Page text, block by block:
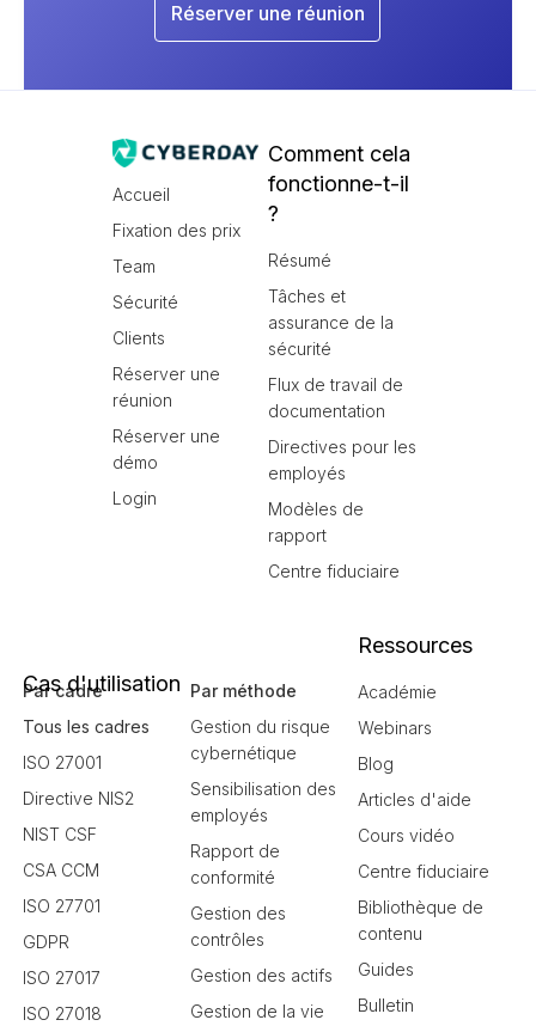
Réserver une réunion
Accueil
Fixation des prix
Team
Sécurité
Clients
Réserver une
réunion
Réserver une
démo
Login
Comment cela
fonctionne-t-il
?
Résumé
Tâches et
assurance de la
sécurité
Flux de travail de
documentation
Directives pour les
employés
Modèles de
rapport
Centre fiduciaire
Cas d'utilisation
Par cadre
Tous les cadres
ISO 27001
Directive NIS2
NIST CSF
CSA CCM
ISO 27701
GDPR
ISO 27017
ISO 27018
Par méthode
Gestion du risque
cybernétique
Sensibilisation des
employés
Rapport de
conformité
Gestion des
contrôles
Gestion des actifs
Gestion de la vie
Ressources
Académie
Webinars
Blog
Articles d'aide
Cours vidéo
Centre fiduciaire
Bibliothèque de
contenu
Guides
Bulletin